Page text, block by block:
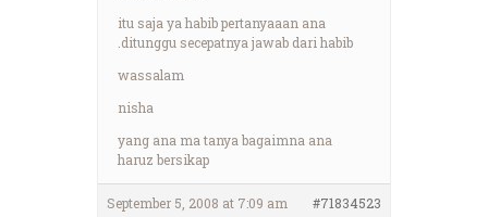
itu saja ya habib pertanyaaan ana
.ditunggu secepatnya jawab dari habib
wassalam
nisha
yang ana ma tanya bagaimna ana
haruz bersikap
September 5, 2008 at 7:09 am #71834523